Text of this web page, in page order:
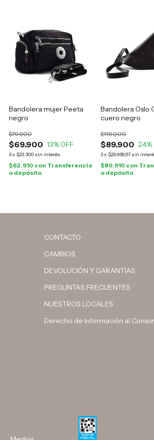
Bandolera mujer Peeta
negro
$69.900
$79.900
13% OFF
3x $23.300 sin interés
$62.910 con Transferencia
o depósito
Bandolera Oslo
cuero negro
$89.900
$119.000
24%
3x $29.966,67 sin
$80.910 con
o depósito
CONTACTO
CAMBIOS
DEVOLUCIÓN Y GARANTÍAS
PREGUNTAS FRECUENTES
NUESTROS LOCALES
Derecho de Información al